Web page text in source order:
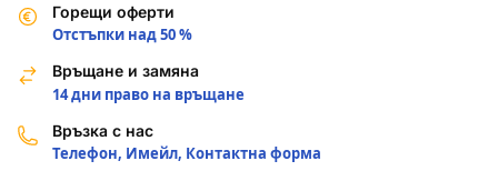
Горещи оферти
Отстъпки над 50 %
Връщане и замяна
14 дни право на връщане
Връзка с нас
Телефон, Имейл, Контактна форма